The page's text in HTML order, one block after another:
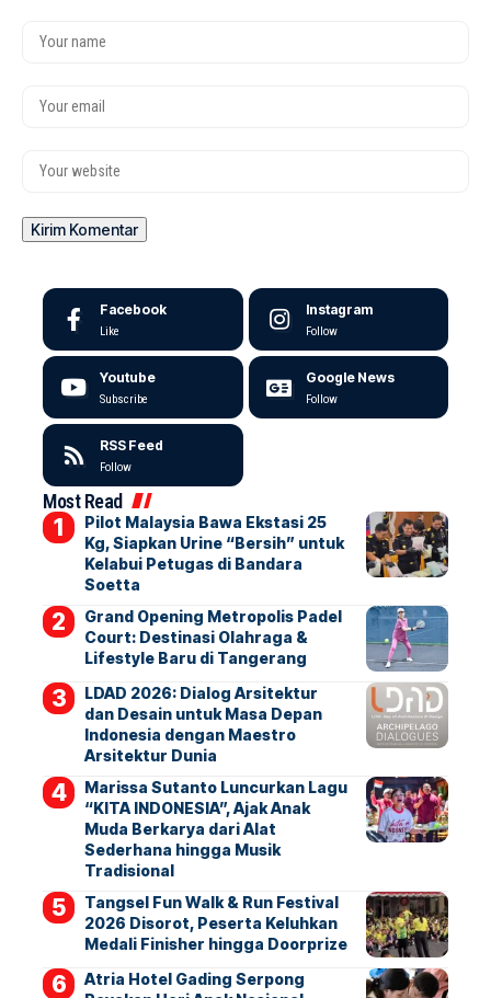
Facebook
Like
Instagram
Follow
Youtube
Subscribe
Google News
Follow
RSS Feed
Follow
Most Read
Pilot Malaysia Bawa Ekstasi 25
Kg, Siapkan Urine “Bersih” untuk
Kelabui Petugas di Bandara
Soetta
Grand Opening Metropolis Padel
Court: Destinasi Olahraga &
Lifestyle Baru di Tangerang
LDAD 2026: Dialog Arsitektur
dan Desain untuk Masa Depan
Indonesia dengan Maestro
Arsitektur Dunia
Marissa Sutanto Luncurkan Lagu
“KITA INDONESIA”, Ajak Anak
Muda Berkarya dari Alat
Sederhana hingga Musik
Tradisional
Tangsel Fun Walk & Run Festival
2026 Disorot, Peserta Keluhkan
Medali Finisher hingga Doorprize
Atria Hotel Gading Serpong